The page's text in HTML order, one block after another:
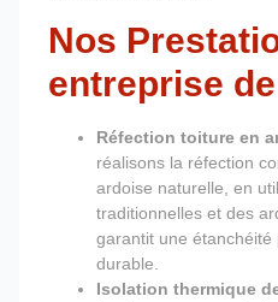
Nos
entreprise
Réfection toiture en
réalisons la réfection
ardoise naturelle, en
traditionnelles et des
garantit une
durable.
Isolation thermique